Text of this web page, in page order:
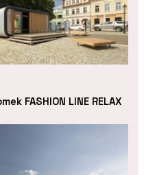
FASHION LINE RELAX